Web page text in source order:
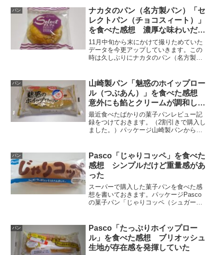
買わないわけにはいかないでしょ！！チ
ーズだのクリームだのデニ...
パン
ナカタのパン（名方製パン）「セ
レクトパン（チョコスィート）」
を食べた感想 濃厚な味わいだっ
た
11月中旬から末にかけて撮りためていた
データを今更アップしていきます。この
時は久しぶりにナカタのパン（名方製パ
レクトパン（チョコスィート）」です。
スイートパン＝メロンパ...
パン
山崎製パン「魅惑のホイップロー
ル（つぶあん）」を食べた感想
意外にも餡とクリームが調和して
いた
最近食べたばかりの菓子パンレビュー記
録をつけておきます。（2割引きで購入し
ました。）パッケージ山崎製パンから新
＋ミルク風味ホイップ＋つぶあんという
組み合わせです。ホイッ...
パン
Pasco「じゃりコッペ」を食べた
感想 シンプルだけど重量感があ
った
スーパーで購入した菓子パンを食べた感
想を書いておきます。パッケージPasco
の菓子パン「じゃりコッペ（シュガーマ
な文字でじゃりコッペと書かれていて、
凄まじいインパ...
パン
Pasco「たっぷりホイップロー
ル」を食べた感想 ブリオッシュ
生地が存在感を発揮していた